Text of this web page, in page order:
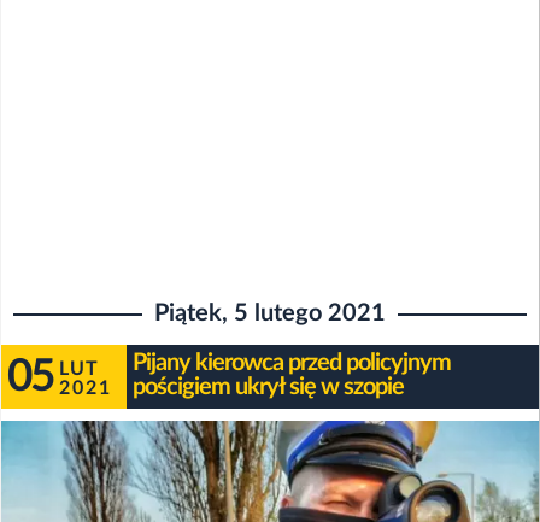
Piątek, 5 lutego 2021
05 LUT
2021
Pijany kierowca przed policyjnym
pościgiem ukrył się w szopie